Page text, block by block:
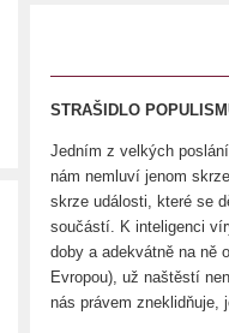
STRAŠIDLO
Jedním z velkých
nám nemluví jenom
skrze události, které se
součástí. K inteligenci
doby a adekvátně na ně
Evropou), už naštěstí
nás právem zneklidňuje,